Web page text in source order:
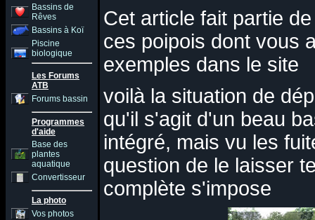
Bassins de
Rêves
Bassins à Koï
Piscine
biologique
Les Forums
ATB
Forums bassin
Programmes
d'aide
Base des
plantes
aquatique
Convertisseur
La photo
Vos photos
Cet article fait partie
ces poipois dont vous
exemples dans le site
voilà la situation de
qu'il s'agit d'un beau
intégré, mais vu les
question de le laisser
complète s'impose